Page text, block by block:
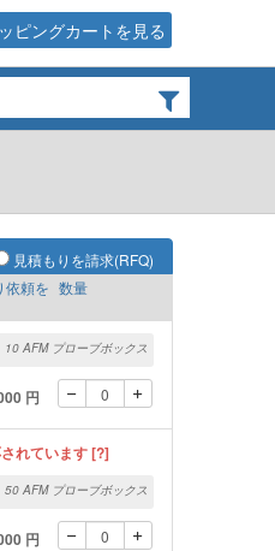
ピングカートを見る
見積もりを請求(RFQ)
依頼を 数量
10 AFM プローブボックス
円
れています [?]
50 AFM プローブボックス
円